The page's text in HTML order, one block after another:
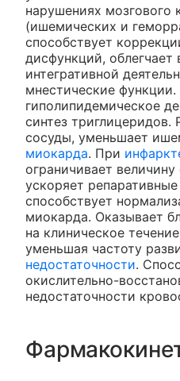
нарушениях мозгового
(ишемических и
способствует
дисфункций, облегчает
интегративной
мнестические
гиполипидемическое
синтез
сосуды, уменьшает
миокарда. При
ограничивает величину
ускоряет
способствует
миокарда. Оказывает
на клиническое
уменьшая частоту
недостаточности.
окислительно-
недостаточности